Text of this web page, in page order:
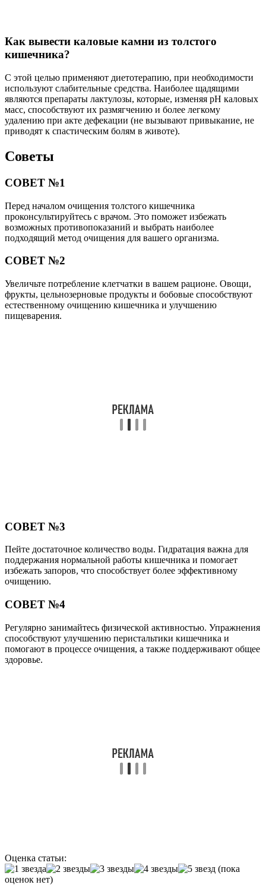
Как вывести каловые камни из толстого
кишечника?
С этой целью применяют диетотерапию, при необходимости
используют слабительные средства. Наиболее щадящими
являются препараты лактулозы, которые, изменяя рН каловых
масс, способствуют их размягчению и более легкому
удалению при акте дефекации (не вызывают привыкание, не
приводят к спастическим болям в животе).
Советы
СОВЕТ №1
Перед началом очищения толстого кишечника
проконсультируйтесь с врачом. Это поможет избежать
возможных противопоказаний и выбрать наиболее
подходящий метод очищения для вашего организма.
СОВЕТ №2
Увеличьте потребление клетчатки в вашем рационе. Овощи,
фрукты, цельнозерновые продукты и бобовые способствуют
естественному очищению кишечника и улучшению
пищеварения.
СОВЕТ №3
Пейте достаточное количество воды. Гидратация важна для
поддержания нормальной работы кишечника и помогает
избежать запоров, что способствует более эффективному
очищению.
СОВЕТ №4
Регулярно занимайтесь физической активностью. Упражнения
способствуют улучшению перистальтики кишечника и
помогают в процессе очищения, а также поддерживают общее
здоровье.
Оценка статьи:
(пока
оценок нет)